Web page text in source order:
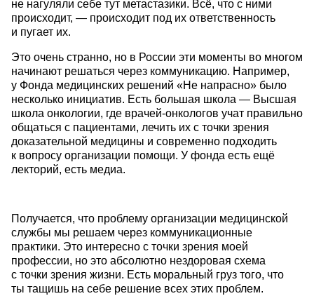
не нагуляли себе тут метастазики. Всё, что с ними
происходит, — происходит под их ответственность
и пугает их.
Это очень странно, но в России эти моменты во многом
начинают решаться через коммуникацию. Например,
у Фонда медицинских решений «Не напрасно» было
несколько инициатив. Есть большая школа — Высшая
школа онкологии, где врачей-онкологов учат правильно
общаться с пациентами, лечить их с точки зрения
доказательной медицины и современно подходить
к вопросу организации помощи. У фонда есть ещё
лекторий, есть медиа.
Получается, что проблему организации медицинской
службы мы решаем через коммуникационные
практики. Это интересно с точки зрения моей
профессии, но это абсолютно нездоровая схема
с точки зрения жизни. Есть моральный груз того, что
ты тащишь на себе решение всех этих проблем.